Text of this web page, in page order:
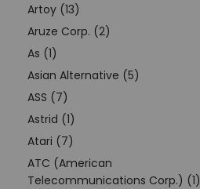
Artoy (13)
Aruze Corp. (2)
As (1)
Asian Alternative (5)
ASS (7)
Astrid (1)
Atari (7)
ATC (American
Telecommunications Corp.) (1)